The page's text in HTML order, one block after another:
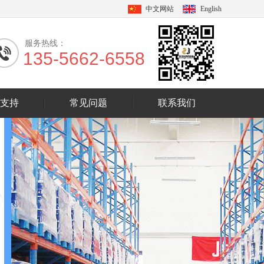
中文网站 English
服务热线：
135-5662-6558
持 常见问题 联系我们